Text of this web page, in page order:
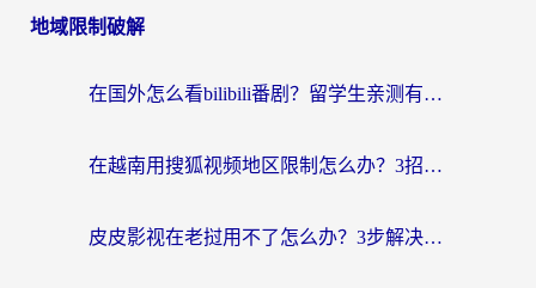
地域限制破解
在国外怎么看bilibili番剧？留学生亲测有效的地域限制突破指南（附酷我酷狗音乐解决方法）
在越南用搜狐视频地区限制怎么办？3招解决海外看国内剧难题（附西瓜视频CCTV观看技巧）
皮皮影视在老挝用不了怎么办？3步解决海外看国内影视&财经的痛点